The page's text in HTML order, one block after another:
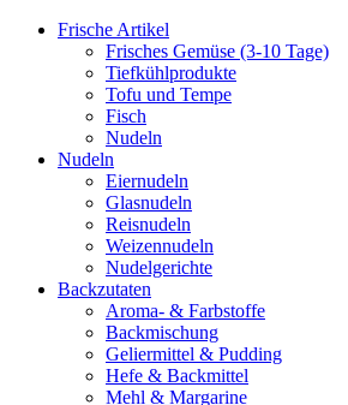
Frische Artikel
Frisches Gemüse (3-10 Tage)
Tiefkühlprodukte
Tofu und Tempe
Fisch
Nudeln
Nudeln
Eiernudeln
Glasnudeln
Reisnudeln
Weizennudeln
Nudelgerichte
Backzutaten
Aroma- & Farbstoffe
Backmischung
Geliermittel & Pudding
Hefe & Backmittel
Mehl & Margarine